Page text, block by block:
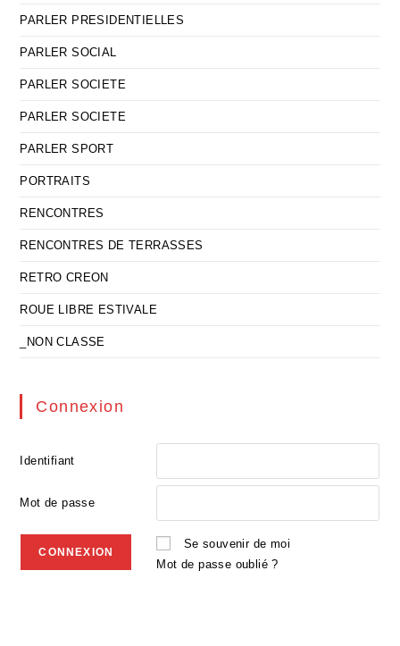
PARLER PRESIDENTIELLES
PARLER SOCIAL
PARLER SOCIETE
PARLER SOCIETE
PARLER SPORT
PORTRAITS
RENCONTRES
RENCONTRES DE TERRASSES
RETRO CREON
ROUE LIBRE ESTIVALE
_NON CLASSE
Connexion
Identifiant
Mot de passe
Se souvenir de moi
Mot de passe oublié ?